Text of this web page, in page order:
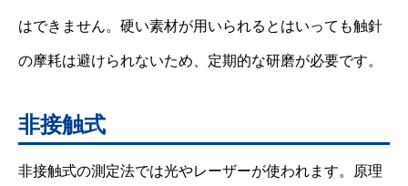
はできません。硬い素材が用いられるとはいっても触針
の摩耗は避けられないため、定期的な研磨が必要です。
非接触式
非接触式の測定法では光やレーザーが使われます。原理